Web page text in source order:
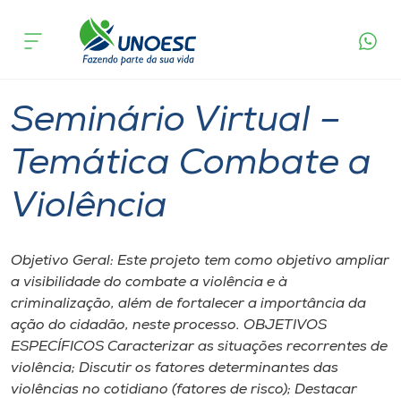
Cursos
Pesquisa
Atendimento ao Estudante
Portal de Ensino
A
Unoesc
Internacionalização
acontece
Seminário Virtual –
Temática Combate a
Violência
Objetivo Geral: Este projeto tem como objetivo ampliar
a visibilidade do combate a violência e à
criminalização, além de fortalecer a importância da
ação do cidadão, neste processo. OBJETIVOS
ESPECÍFICOS Caracterizar as situações recorrentes de
violência; Discutir os fatores determinantes das
violências no cotidiano (fatores de risco); Destacar